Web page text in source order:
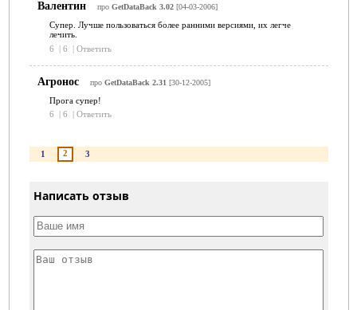
Валентин про GetDataBack 3.02[04-03-2006]
Супер. Лучше пользоваться более ранними версиями, их легче
лечить.
6
| 6 | Ответить
Агронос про GetDataBack 2.31 [30-12-2005]
Прога супер!
6
| 6 | Ответить
1 2 3
Написать отзыв